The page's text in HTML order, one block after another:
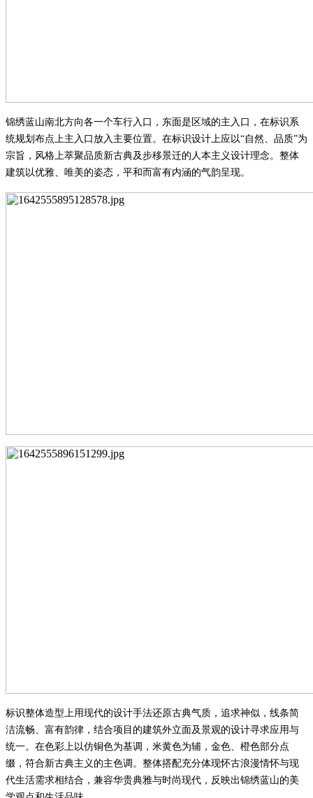
锦绣蓝山南北方向各一个车行入口，东面是区域的主入口，在标识系
统规划布点上主入口放入主要位置。在标识设计上应以“自然 品质”为
宗旨，风格上萃聚品质新古典及步移景迁的人本主义设计理念。整体
建筑以优雅、唯美的姿态，平和而富有内涵的气韵呈现。
标识整体造型上用现代的设计手法还原古典气质，追求神似，线条简
洁流畅
富有韵律，结合项目的建筑外立面及景观的设计寻求应用与
统一。在色彩上以仿铜色为基调，米黄色为辅，金色
橙色部分点
缀，符合新古典主义的主色调。整体搭配充分体现怀古浪漫情怀与现
代生活需求相结合，兼容华贵典雅与时尚现代，反映出锦绣蓝山的美